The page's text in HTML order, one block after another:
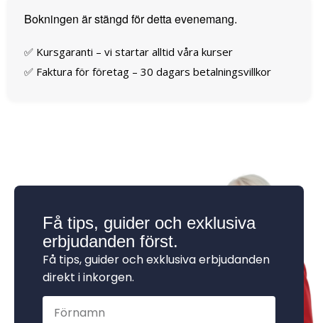
Bokningen är stängd för detta evenemang.
✅ Kursgaranti – vi startar alltid våra kurser
✅ Faktura för företag – 30 dagars betalningsvillkor
Få tips, guider och exklusiva
erbjudanden först.
Få tips, guider och exklusiva erbjudanden
direkt i inkorgen.